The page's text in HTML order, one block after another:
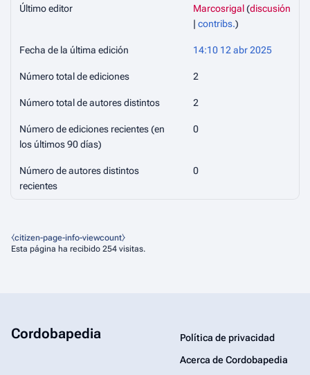
Último editor Marcosrigal(discusión
| contribs.)
Fecha de la última edición 14:10 12 abr 2025
Número total de ediciones 2
Número total de autores distintos 2
Número de ediciones recientes (en
los últimos 90 días)
0
Número de autores distintos
recientes
0
⧼citizen-page-info-viewcount⧽
Esta página ha recibido 254 visitas.
Cordobapedia
Política de privacidad
Acerca de Cordobapedia